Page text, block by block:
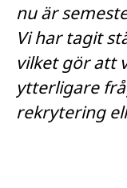
nu är
Vi har tagit
vilket gör att
ytterligare
rekrytering